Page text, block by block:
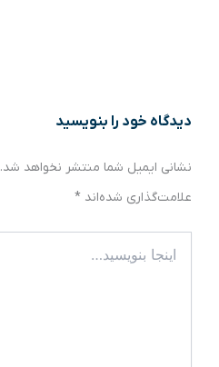
دیدگاه‌ خود را بنویسید
نشانی ایمیل شما منتشر نخواهد شد.
علامت‌گذاری شده‌اند *
بنویسید…